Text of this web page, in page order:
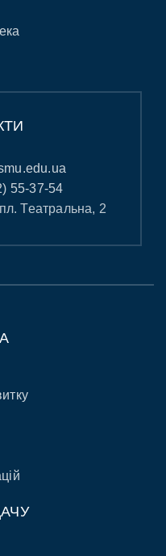
55-37-54
Театральна, 2